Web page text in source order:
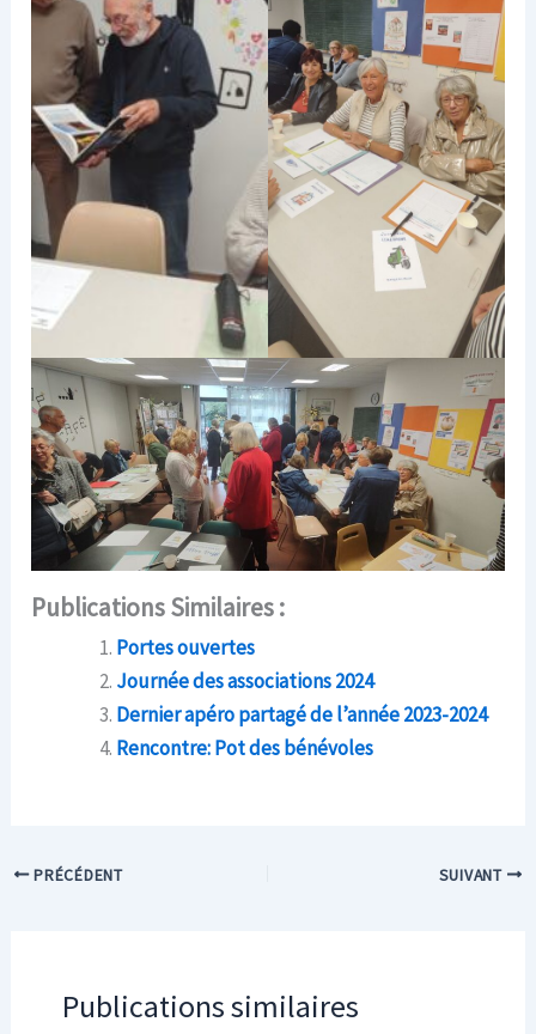
Publications Similaires :
Portes ouvertes
Journée des associations 2024
Dernier apéro partagé de l’année 2023-2024
Rencontre: Pot des bénévoles
PRÉCÉDENT SUIVANT
Publications similaires